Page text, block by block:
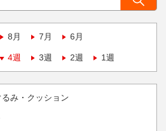
8月 7月 6月
4週 3週 2週 1週
み・クッション